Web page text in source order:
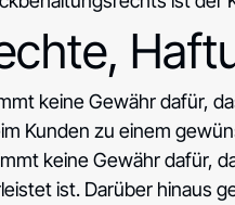
keine Gewähr dafür,
Kunden zu einem
keine Gewähr dafür,
ist. Darüber hinaus